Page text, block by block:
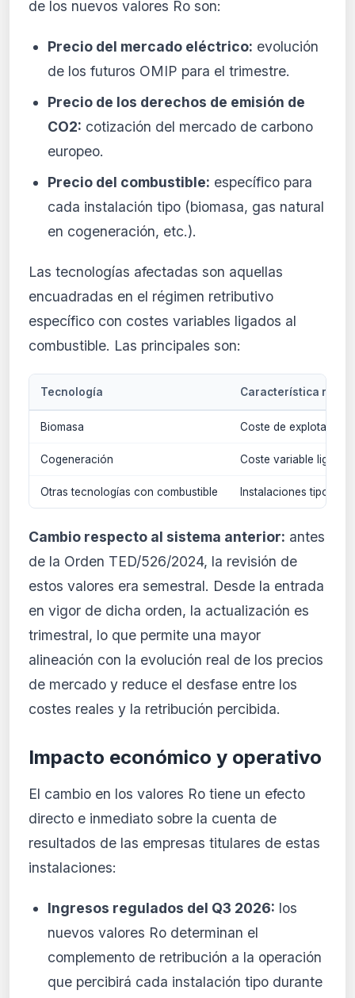
de los nuevos valores Ro son:
Precio del mercado eléctrico: evolución
de los futuros OMIP para el trimestre.
Precio de los derechos de emisión de
CO2: cotización del mercado de carbono
europeo.
Precio del combustible: específico para
cada instalación tipo (biomasa, gas natural
en cogeneración, etc.).
Las tecnologías afectadas son aquellas
encuadradas en el régimen retributivo
específico con costes variables ligados al
combustible. Las principales son:
Tecnología Característica
Biomasa Coste de explotación
Cogeneración Coste variable ligado
Otras tecnologías con combustible Instalaciones tipo
Cambio respecto al sistema anterior: antes
de la Orden TED/526/2024, la revisión de
estos valores era semestral. Desde la entrada
en vigor de dicha orden, la actualización es
trimestral, lo que permite una mayor
alineación con la evolución real de los precios
de mercado y reduce el desfase entre los
costes reales y la retribución percibida.
Impacto económico y operativo
El cambio en los valores Ro tiene un efecto
directo e inmediato sobre la cuenta de
resultados de las empresas titulares de estas
instalaciones:
Ingresos regulados del Q3 2026: los
nuevos valores Ro determinan el
complemento de retribución a la operación
que percibirá cada instalación tipo durante